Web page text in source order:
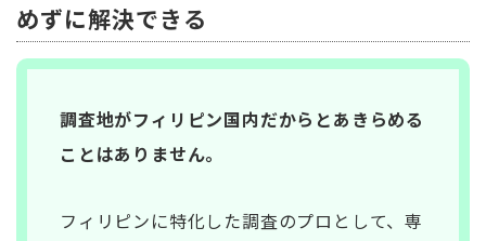
めずに解決できる
調査地がフィリピン国内だからとあきらめる
ことはありません。
フィリピンに特化した調査のプロとして、専